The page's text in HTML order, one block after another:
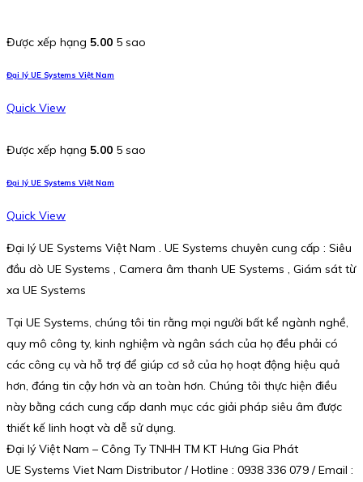
Được xếp hạng 5.00 5 sao
Đại lý UE Systems Việt Nam
Quick View
Được xếp hạng 5.00 5 sao
Đại lý UE Systems Việt Nam
Quick View
Đại lý UE Systems Việt Nam . UE Systems chuyên cung cấp : Siêu
đầu dò UE Systems , Camera âm thanh UE Systems , Giám sát từ
xa UE Systems
Tại UE Systems, chúng tôi tin rằng mọi người bất kể ngành nghề,
quy mô công ty, kinh nghiệm và ngân sách của họ đều phải có
các công cụ và hỗ trợ để giúp cơ sở của họ hoạt động hiệu quả
hơn, đáng tin cậy hơn và an toàn hơn. Chúng tôi thực hiện điều
này bằng cách cung cấp danh mục các giải pháp siêu âm được
thiết kế linh hoạt và dễ sử dụng.
Đại lý Việt Nam – Công Ty TNHH TM KT Hưng Gia Phát
UE Systems Viet Nam Distributor / Hotline : 0938 336 079 / Email :